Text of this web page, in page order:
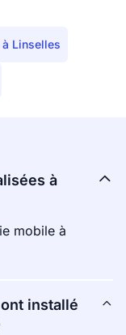
à Linselles
à
mobile à
installé